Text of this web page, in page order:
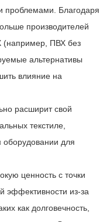
проблемами. Благодаря
производителей
(например, ПВХ без
альтернативы
влияние на
расширит свой
текстиле,
оборудовании для
ценность с точки
эффективности из-за
как долговечность,